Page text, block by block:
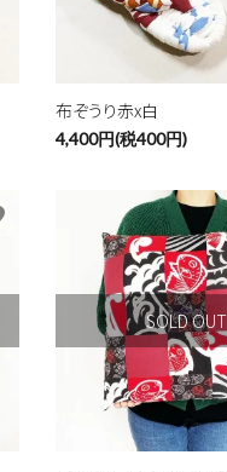
布ぞうり赤x白
4,400円(税400円)
SOLD OUT